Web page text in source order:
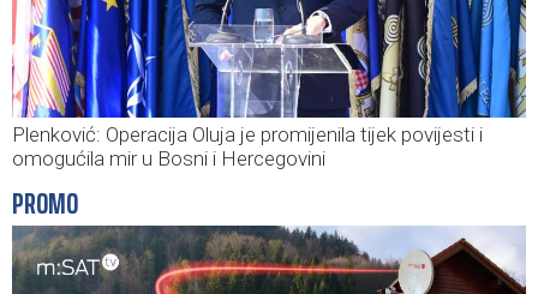
Plenković: Operacija Oluja je promijenila tijek povijesti i
omogućila mir u Bosni i Hercegovini
PROMO